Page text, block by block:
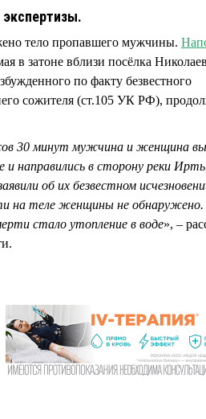
тело пропавшего мужчины.
в затоне вблизи посёлка
по факту безвестного
сожителя (ст.105 УК РФ),
30 минут мужчина и женщина
и направились в сторону реки
об их безвестном
на теле женщины не
стало утопление в воде», –